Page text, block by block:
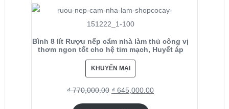
Bình 8 lít Rượu nếp cẩm nhà làm thủ công vị
thơm ngon tốt cho hệ tim mạch, Huyết áp
KHUYẾN MẠI
₫770,000.00 ₫ 645,000.00